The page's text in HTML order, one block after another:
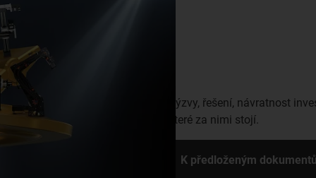
Výzvy, řešení, návratnost
které za nimi stojí.
K předloženým